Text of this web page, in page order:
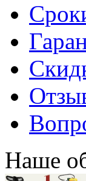
Наше